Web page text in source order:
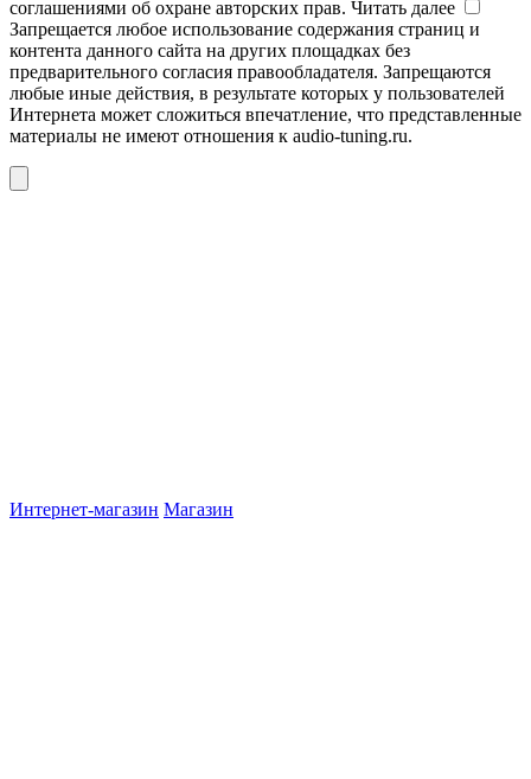
соглашениями об охране авторских прав. Читать далее
Запрещается любое использование содержания страниц и
контента данного сайта на других площадках без
предварительного согласия правообладателя. Запрещаются
любые иные действия, в результате которых у пользователей
Интернета может сложиться впечатление, что представленные
материалы не имеют отношения к audio-tuning.ru.
Интернет-магазин Магазин